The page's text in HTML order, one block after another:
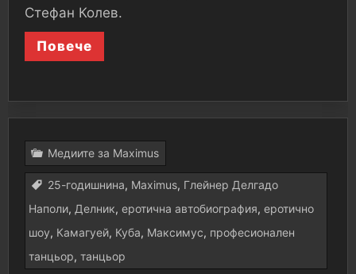
Стефан Колев.
Повече
Медиите за Maximus
25-годишнина, Maximus, Глейнер Делгадо
Наполи, Делник, еротична автобиография, еротично
шоу, Камагуей, Куба, Максимус, професионален
танцьор, танцьор